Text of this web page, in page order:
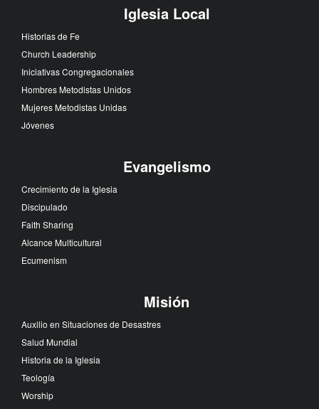
Iglesia Local
Historias de Fe
Church Leadership
Iniciativas Congregacionales
Hombres Metodistas Unidos
Mujeres Metodistas Unidas
Jóvenes
Evangelismo
Crecimiento de la Iglesia
Discipulado
Faith Sharing
Alcance Multicultural
Ecumenism
Misión
Auxilio en Situaciones de Desastres
Salud Mundial
Historia de la Iglesia
Teología
Worship